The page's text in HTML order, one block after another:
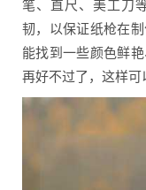
笔、直尺、美工刀
韧，以保证纸枪在
能找到一些颜色鲜
再好不过了，这样可